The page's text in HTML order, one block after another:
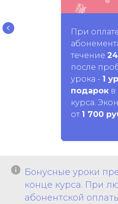
При
течение
после
урока - 1
подарок в
курса.
от 1 700
Бонусные уроки
конце курса. При
абонентской